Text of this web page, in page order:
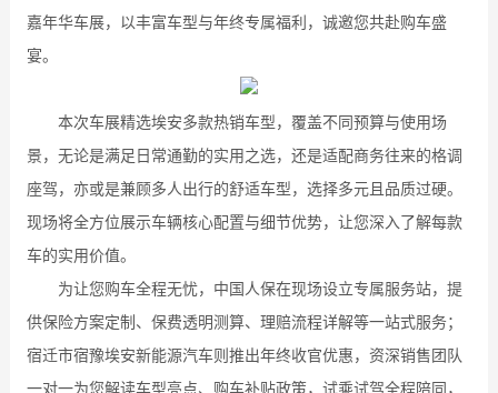
嘉年华车展，以丰富车型与年终专属福利，诚邀您共赴购车盛
宴。
本次车展精选埃安多款热销车型，覆盖不同预算与使用场
景，无论是满足日常通勤的实用之选，还是适配商务往来的格调
座驾，亦或是兼顾多人出行的舒适车型，选择多元且品质过硬。
现场将全方位展示车辆核心配置与细节优势，让您深入了解每款
车的实用价值。
为让您购车全程无忧，中国人保在现场设立专属服务站，提
供保险方案定制、保费透明测算、理赔流程详解等一站式服务；
宿迁市宿豫埃安新能源汽车则推出年终收官优惠，资深销售团队
一对一为您解读车型亮点、购车补贴政策，试乘试驾全程陪同，